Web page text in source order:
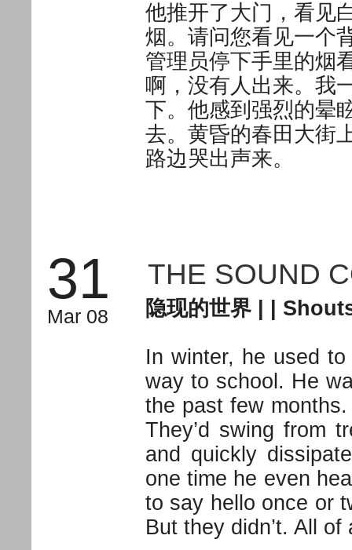
他推开了大门，看见
烟。请问您看见一个
管理员停下手里的烟
啊，没有人出来。我
下。他感到强烈的晕
去。黄昏的春田大街
路边哭出声来。
31
Mar 08
THE SOUND
隐现的世界
In winter, he used
way to school. He
the past few
They’d swing from
and quickly
one time he even
to say hello once or
But they didn’t. All